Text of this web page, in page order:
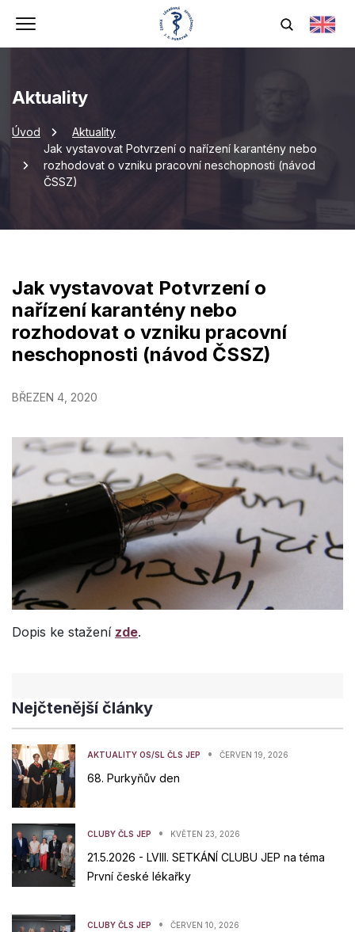
Aktuality
Úvod
Aktuality
Jak vystavovat Potvrzení o nařízení karantény nebo
rozhodovat o vzniku pracovní neschopnosti (návod
ČSSZ)
Jak vystavovat Potvrzení o
nařízení karantény nebo
rozhodovat o vzniku pracovní
neschopnosti (návod ČSSZ)
BŘEZEN 4, 2020
Dopis ke stažení zde.
Nejčtenější články
AKTUALITY OS/SL ČLS JEP • ČERVEN 19, 2026
68. Purkyňův den
CLUBY ČLS JEP • KVĚTEN 23, 2026
21.5.2026 - LVIII. SETKÁNÍ CLUBU JEP na téma
První české lékařky
CLUBY ČLS JEP • ČERVEN 10, 2026